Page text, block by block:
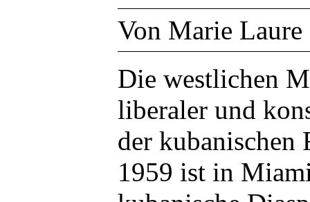
Von Marie
Die westlichen
liberaler und
der kubanischen
1959 ist in